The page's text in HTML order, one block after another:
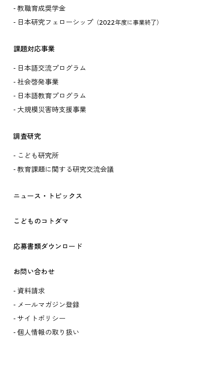
教職育成奨学金
日本研究フェローシップ（2022年度に事業終了）
課題対応事業
日本語交流プログラム
社会啓発事業
日本語教育プログラム
大規模災害時支援事業
調査研究
こども研究所
教育課題に関する研究交流会議
ニュース・トピックス
こどものコトダマ
応募書類ダウンロード
お問い合わせ
資料請求
メールマガジン登録
サイトポリシー
個人情報の取り扱い